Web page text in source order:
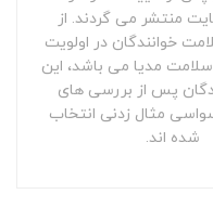
منتشر می گردند. از
خوانندگان در اولویت
مدیا می باشد، این
پس از بررسی های
مثال زدنی انتخاب
شده اند.